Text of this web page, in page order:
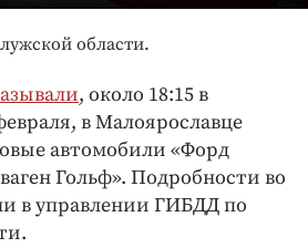
года
области.
, около 18:15 в
в Малоярославце
автомобили «Форд
Гольф». Подробности во
в управлении ГИБДД по